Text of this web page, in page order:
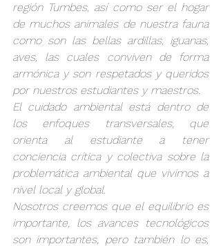
región Tumbes, así como ser el hogar
de muchos animales de nuestra fauna
como son las bellas ardillas, iguanas,
aves, las cuales conviven de forma
armónica y son respetados y queridos
por nuestros estudiantes y maestros.
El cuidado ambiental está dentro de
los enfoques transversales, que
orienta al estudiante a tener
conciencia crítica y colectiva sobre la
problemática ambiental que vivimos a
nivel local y global.
Nosotros creemos que el equilibrio es
importante, los avances tecnológicos
son importantes, pero también lo es,